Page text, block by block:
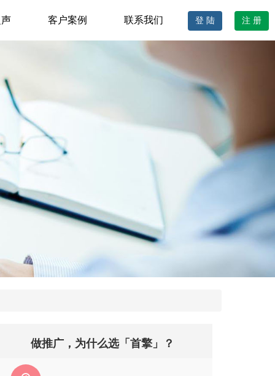
客户案例 联系我们 登 陆 注 册
做推广，为什么选「首擎」？